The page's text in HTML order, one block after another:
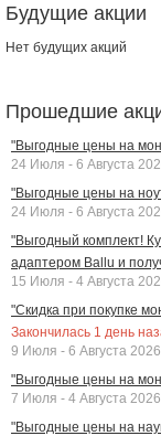
Будущие акции
Нет будущих акций
Прошедшие
"Выгодные цены на
24 Июля - 6 Августа
"Выгодные цены на
24 Июля - 6 Августа
"Выгодный комплект!
адаптером Ballu и
15 Июля - 4 Августа
"Скидка при покупке
Закончилась 1 день
9 Июля - 6 Августа 2026
"Выгодные цены на
7 Июля - 4 Августа 2026
"Выгодные цены на